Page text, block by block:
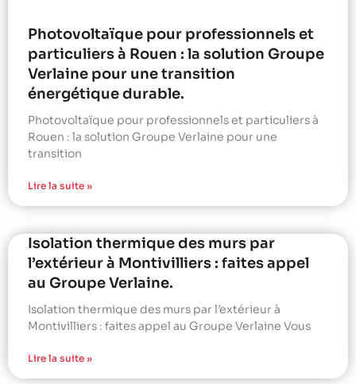
Photovoltaïque pour professionnels et
particuliers à Rouen : la solution Groupe
Verlaine pour une transition
énergétique durable.
Photovoltaïque pour professionnels et particuliers à
Rouen : la solution Groupe Verlaine pour une
transition
Lire la suite »
Isolation thermique des murs par
l’extérieur à Montivilliers : faites appel
au Groupe Verlaine.
Isolation thermique des murs par l’extérieur à
Montivilliers : faites appel au Groupe Verlaine Vous
Lire la suite »